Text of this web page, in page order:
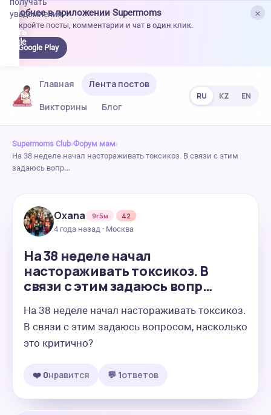
×
Удобнее в приложении Supermoms
Откройте посты, комментарии и чат в один клик.
Google Play
уведомления.
Главная
Лента постов
Викторины
Блог
RU KZ EN
Supermoms Club›Форум мам›
На 38 неделе начал настораживать токсикоз. В связи с этим
задаюсь вопр…
Oxana 9г5м
42
4 года назад · Москва
На 38 неделе начал
настораживать токсикоз. В
связи с этим задаюсь вопр…
На 38 неделе начал настораживать токсикоз.
В связи с этим задаюсь вопросом, насколько
это критично?
❤️ 0нравится 💬 1ответов